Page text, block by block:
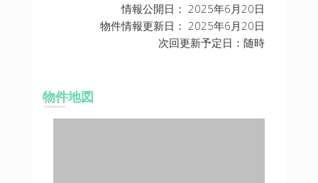
情報公開日： 2025年6月20日
物件情報更新日： 2025年6月20日
次回更新予定日：随時
物件地図